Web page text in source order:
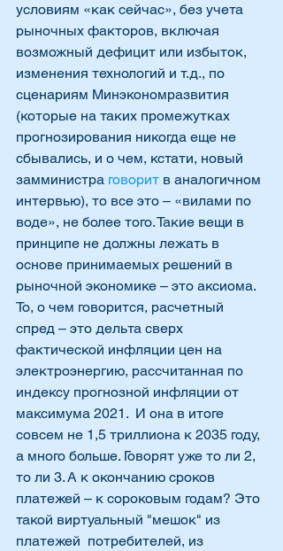
условиям «как сейчас», без учета
рыночных факторов, включая
возможный дефицит или избыток,
изменения технологий и т.д., по
сценариям Минэкономразвития
(которые на таких промежутках
прогнозирования никогда еще не
сбывались, и о чем, кстати, новый
замминистра говорит в аналогичном
интервью), то все это – «вилами по
воде», не более того. Такие вещи в
принципе не должны лежать в
основе принимаемых решений в
рыночной экономике – это аксиома.
То, о чем говорится, расчетный
спред – это дельта сверх
фактической инфляции цен на
электроэнергию, рассчитанная по
индексу прогнозной инфляции от
максимума 2021.  И она в итоге
совсем не 1,5 триллиона к 2035 году,
а много больше. Говорят уже то ли 2,
то ли 3. А к окончанию сроков
платежей – к сороковым годам? Это
такой виртуальный "мешок" из
платежей  потребителей, из